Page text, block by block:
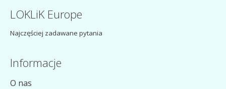
LOKLiK Europe
Najczęściej zadawane pytania
Informacje
O nas